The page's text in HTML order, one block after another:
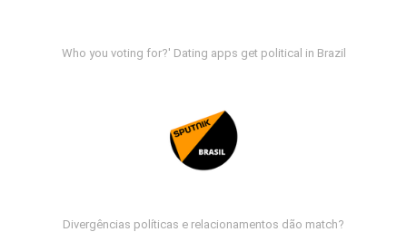
Who you voting for?' Dating apps get political in Brazil
Divergências políticas e relacionamentos dão match?